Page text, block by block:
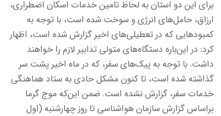
برای این دو استان به لحاظ تامین خدمات اسکان اضطراری،
ارزاق، حامل‌های انرژی و سوخت شده است، با توجه به
کمبودهایی که در تعطیلی‌های اخیر گزارش شده است، اظهار
کرد: در این‌باره دستگاه‌های متولی تدابیر لازم را خواهند
داشت. با توجه به پیک‌های سفر، که در ماه اخیر پشت سر
گذاشته شده است، تا کنون مشکل حادی به ستاد هماهنگی
خدمات سفر، گزارش نشده است. ضمن این‌که موج گرما
براساس گزارش سازمان هواشناسی تا روز چهارشنبه (اول